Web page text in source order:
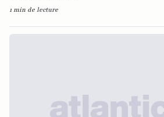
1 min de lecture